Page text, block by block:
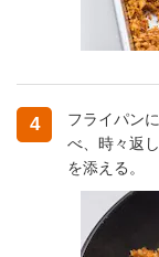
4
フライパン
べ、時々返
を添える。